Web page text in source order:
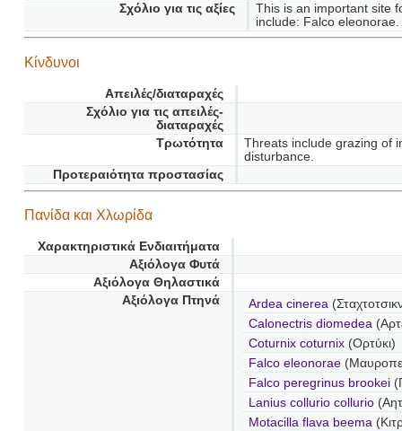
Σχόλιο για τις αξίες
This is an important site
include: Falco eleonorae.
Κίνδυνοι
Απειλές/διαταραχές
Σχόλιο για τις απειλές-
διαταραχές
Τρωτότητα
Threats include grazing of
disturbance.
Προτεραιότητα προστασίας
Πανίδα και Χλωρίδα
Χαρακτηριστικά Ενδιαιτήματα
Αξιόλογα Φυτά
Αξιόλογα Θηλαστικά
Αξιόλογα Πτηνά
Ardea cinerea
Calonectris diomedea
Coturnix coturnix (Ορτύκι)
Falco eleonorae
Falco peregrinus brookei
Lanius collurio collurio
Motacilla flava beema